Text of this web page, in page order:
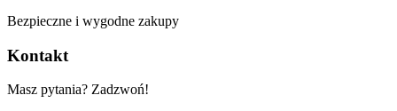
Bezpieczne i wygodne zakupy
Kontakt
Masz pytania? Zadzwoń!